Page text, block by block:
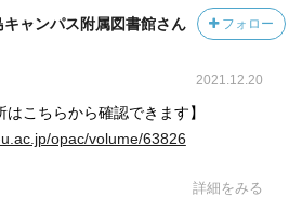
を汚すとは人間をよごすことだ。
身は人間と同じに描かれる。人間は
る存在。
も同じれべるとして描く。
青い照明です（ひかりはたもち、そ
治が二十八歳の時に書かれたもの。
た。
ャンパス附属図書館さん フォロー
2021.12.20
はこちらから確認できます】
opac/volume/63826
詳細をみる